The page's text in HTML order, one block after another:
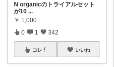
N organicのトライアルセット
が10 ...
￥ 1,000
0 1 342
コレ いいね